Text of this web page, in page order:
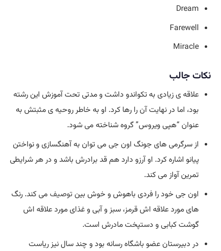
Dream
Farewell
Miracle
نکات جالب
علاقه ی زیادی به تکواندو داشت و مدتی تحت آموزش این رشته
بود، اما در نهایت آن را رها کرد. او به خاطر روحیه ی مثبتش به
عنوان “هپی ویروس” گروه شناخته می شود.
از سرگرمی های جونگ اون جی می توان به آهنگسازی و نواختن
پیانو اشاره کرد. او آرزو دارد هم قد برادرش باشد و در هر شرایطی
تمرین آواز می کند.
اون جی خود را فردی باهوش و خوش بین توصیف می کند. رنگ
های مورد علاقه اش قرمز، سبز و آبی و غذای مورد علاقه اش
گوشت کبابی و دستپخت مادرش است.
در دبیرستان عضو باشگاه رسانه بود و چند سال نیز ریاست